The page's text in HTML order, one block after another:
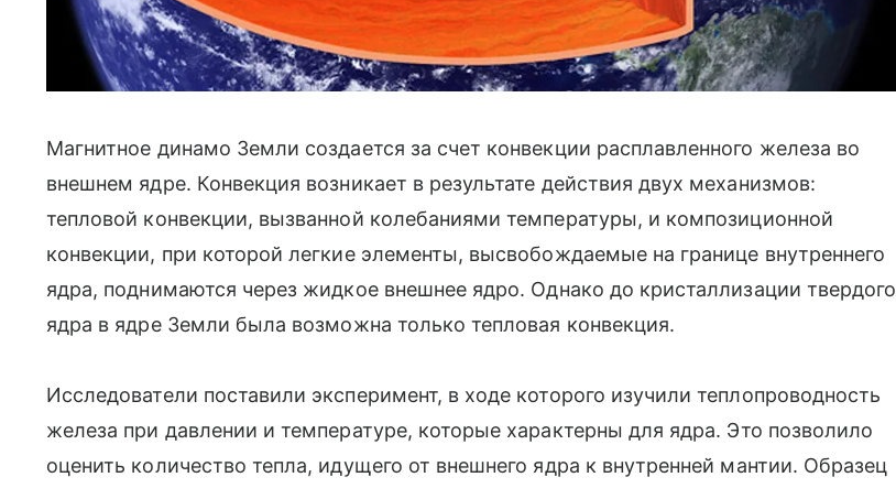
Магнитное динамо Земли создается за счет конвекции расплавленного железа во
внешнем ядре. Конвекция возникает в результате действия двух механизмов:
тепловой конвекции, вызванной колебаниями температуры, и композиционной
конвекции, при которой легкие элементы, высвобождаемые на границе внутреннего
ядра, поднимаются через жидкое внешнее ядро. Однако до кристаллизации твердого
ядра в ядре Земли была возможна только тепловая конвекция.
Исследователи поставили эксперимент, в ходе которого изучили теплопроводность
железа при давлении и температуре, которые характерны для ядра. Это позволило
оценить количество тепла, идущего от внешнего ядра к внутренней мантии. Образец